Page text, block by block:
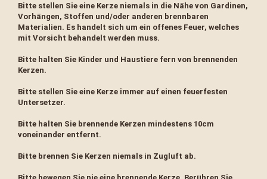
Bitte stellen Sie eine Kerze niemals in die Nähe von Gardinen,
Vorhängen, Stoffen und/oder anderen brennbaren
Materialien. Es handelt sich um ein offenes Feuer, welches
mit Vorsicht behandelt werden muss.
Bitte halten Sie Kinder und Haustiere fern von brennenden
Kerzen.
Bitte stellen Sie eine Kerze immer auf einen feuerfesten
Untersetzer.
Bitte halten Sie brennende Kerzen mindestens 10cm
voneinander entfernt.
Bitte brennen Sie Kerzen niemals in Zugluft ab.